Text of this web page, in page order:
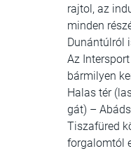
rajtol, az
minden
Dunántúlról
Az
bármilyen
Halas tér
gát) –
Tiszafüred
forgalomtól